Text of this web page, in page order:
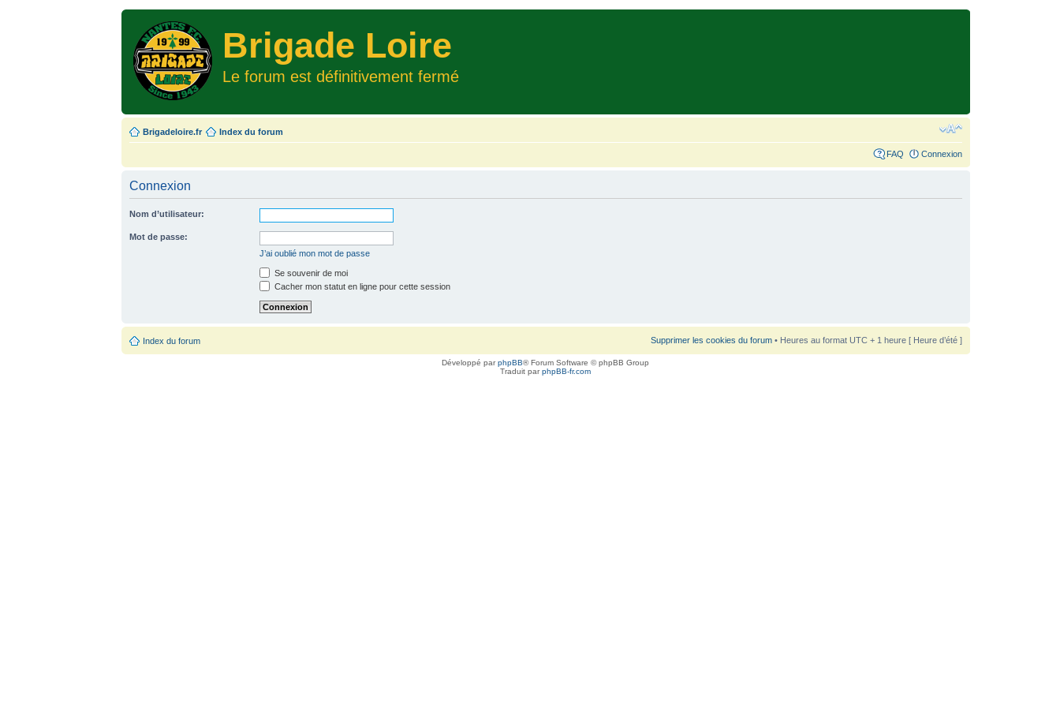
Brigade Loire
Le forum est définitivement fermé
Brigadeloire.fr Index du forum
FAQ Connexion
Connexion
Nom d’utilisateur:
Mot de passe:
J’ai oublié mon mot de passe
Se souvenir de moi
Cacher mon statut en ligne pour cette session
Index du forum Supprimer les cookies du forum• Heures au format UTC + 1 heure [ Heure d’été ]
Développé parphpBB® Forum Software © phpBB Group
Traduit parphpBB-fr.com